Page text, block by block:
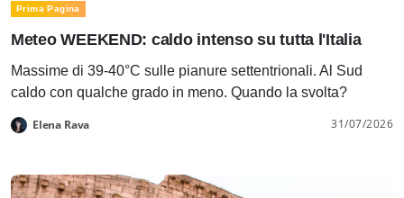
Prima Pagina
Meteo WEEKEND: caldo intenso su tutta l'Italia
Massime di 39-40°C sulle pianure settentrionali. Al Sud
caldo con qualche grado in meno. Quando la svolta?
Elena Rava 31/07/2026